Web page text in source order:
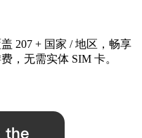
207 + 国家 / 地区，畅享
，无需实体 SIM 卡。